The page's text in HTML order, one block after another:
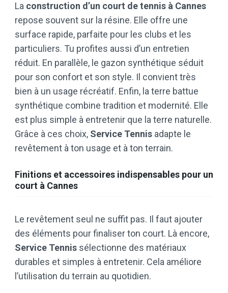
La construction d’un court de tennis à Cannes
repose souvent sur la résine. Elle offre une
surface rapide, parfaite pour les clubs et les
particuliers. Tu profites aussi d’un entretien
réduit. En parallèle, le gazon synthétique séduit
pour son confort et son style. Il convient très
bien à un usage récréatif. Enfin, la terre battue
synthétique combine tradition et modernité. Elle
est plus simple à entretenir que la terre naturelle.
Grâce à ces choix, Service Tennis adapte le
revêtement à ton usage et à ton terrain.
Finitions et accessoires indispensables pour un
court à Cannes
Le revêtement seul ne suffit pas. Il faut ajouter
des éléments pour finaliser ton court. Là encore,
Service Tennis sélectionne des matériaux
durables et simples à entretenir. Cela améliore
l’utilisation du terrain au quotidien.